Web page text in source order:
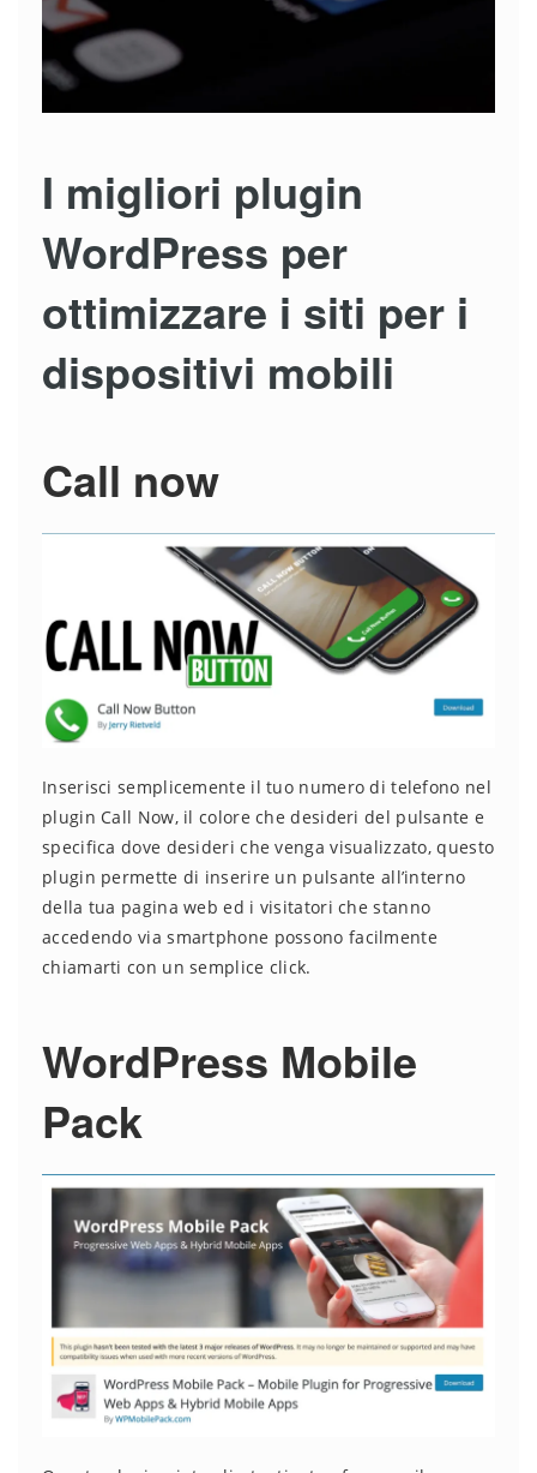
I migliori plugin
WordPress per
ottimizzare i siti per i
dispositivi mobili
Call now
Inserisci semplicemente il tuo numero di telefono nel
plugin Call Now, il colore che desideri del pulsante e
specifica dove desideri che venga visualizzato, questo
plugin permette di inserire un pulsante all’interno
della tua pagina web ed i visitatori che stanno
accedendo via smartphone possono facilmente
chiamarti con un semplice click.
WordPress Mobile
Pack